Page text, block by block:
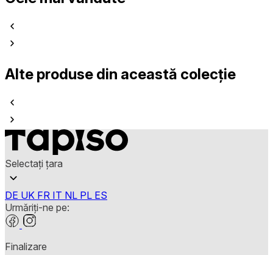
Alte produse din această colecție
Selectați țara
DE UK FR IT NL PL ES
Urmăriți-ne pe:
Finalizare